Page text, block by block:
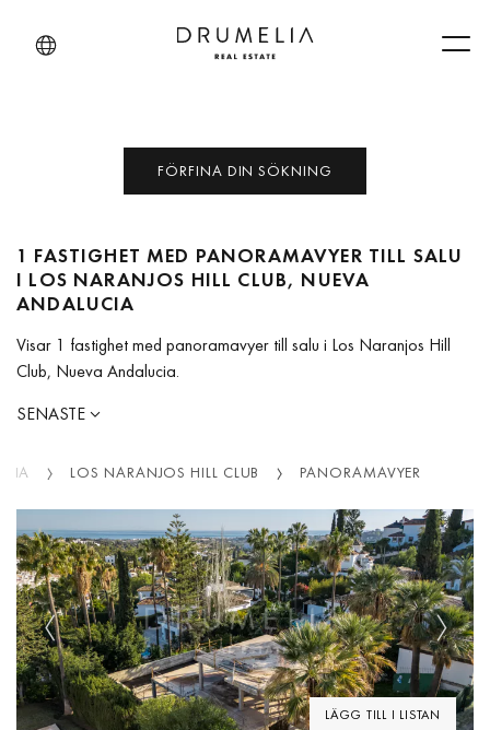
FÖRFINA DIN SÖKNING
1 FASTIGHET MED PANORAMAVYER TILL SALU
I LOS NARANJOS HILL CLUB, NUEVA
ANDALUCIA
Visar 1 fastighet med panoramavyer till salu i Los Naranjos Hill
Club, Nueva Andalucia.
SENASTE
LOS NARANJOS HILL CLUB PANORAMAVYER
LÄGG TILL I LISTAN
Previous Next